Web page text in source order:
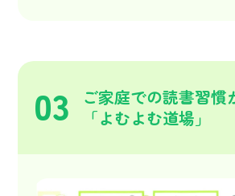
03
ご家庭での読書習慣
「よむよむ道場」